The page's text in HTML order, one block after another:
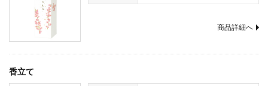
商品詳細へ
香立て